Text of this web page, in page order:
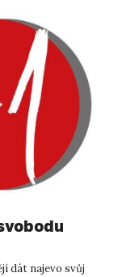
dát najevo svůj